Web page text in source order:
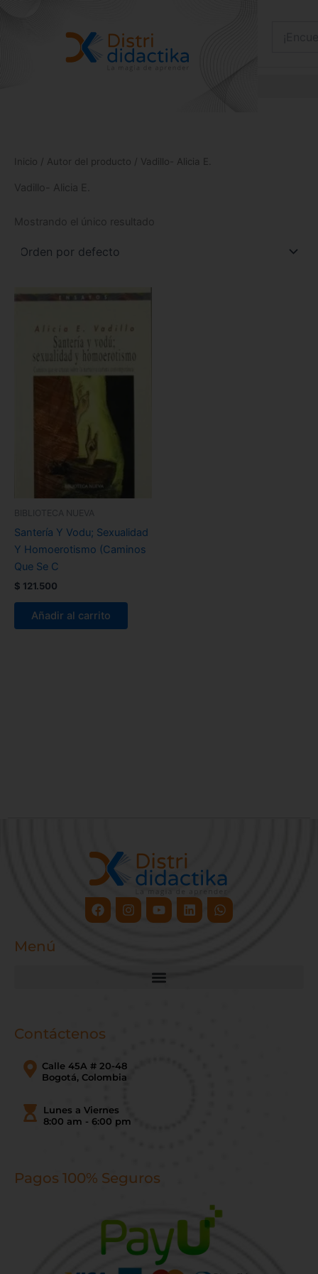
Inicio / Autor del producto / Vadillo- Alicia E.
Vadillo- Alicia E.
Mostrando el único resultado
BIBLIOTECA NUEVA
Santería Y Vodu; Sexualidad
Y Homoerotismo (Caminos
Que Se C
$ 121.500
Añadir al carrito
FacebookInstagram
YoutubeLinkedinWhatsapp
Menú
Contáctenos
Calle 45A # 20-48
Bogotá, Colombia
Lunes a Viernes
8:00 am - 6:00 pm
Pagos 100% Seguros